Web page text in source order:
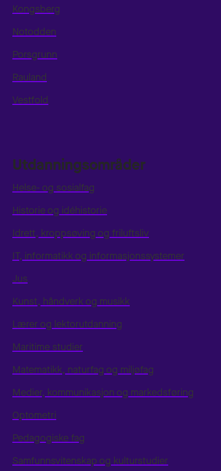
Kongsberg
Notodden
Porsgrunn
Rauland
Vestfold
Utdanningsområder
Helse- og sosialfag
Historie og idéhistorie
Idrett, kroppsøving og friluftsliv
IT, informatikk og informasjonssystemer
Jus
Kunst, håndverk og musikk
Lærer og lektorutdanning
Maritime studier
Matematikk, naturfag og miljøfag
Medier, kommunikasjon og markedsføring
Optometri
Pedagogiske fag
Samfunnsvitenskap og kulturstudier